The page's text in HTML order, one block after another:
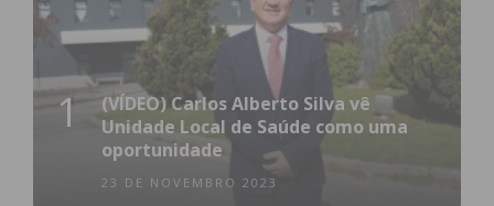
1
(VÍDEO) Carlos Alberto Silva vê
Unidade Local de Saúde como uma
oportunidade
23 DE NOVEMBRO 2023